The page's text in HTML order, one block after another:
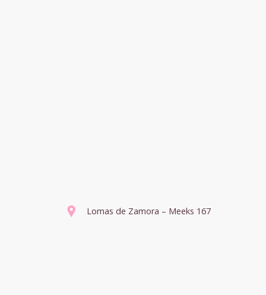
Lomas de Zamora – Meeks 167